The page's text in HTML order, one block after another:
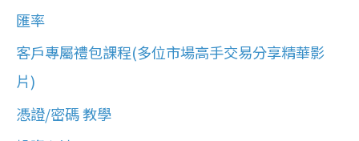
匯率
客戶專屬禮包課程(多位市場高手交易分享精華影
片)
憑證/密碼 教學